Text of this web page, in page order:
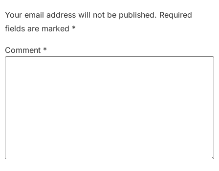
Your email address will not be published. Required
fields are marked *
Comment *